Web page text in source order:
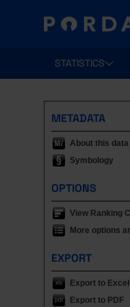
STATISTICS
METADATA
About this data
Symbology
OPTIONS
View Ranking
More options
EXPORT
Export to Excel
Export to PDF